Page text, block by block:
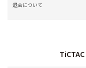
退会について